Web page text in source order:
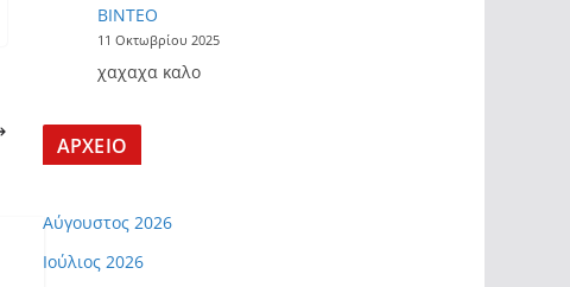
ΒΙΝΤΕΟ
11 Οκτωβρίου 2025
χαχαχα καλο
ΑΡΧΕΙΟ
Αύγουστος 2026
Ιούλιος 2026